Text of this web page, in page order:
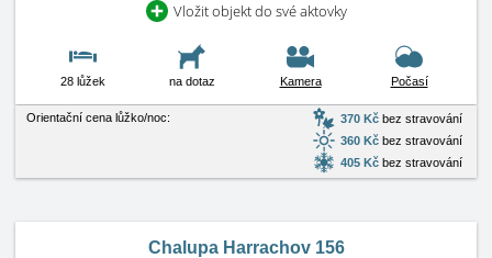
Vložit objekt do své aktovky
28 lůžek na dotaz Kamera Počasí
Orientační cena lůžko/noc: 370 Kč bez stravování
360 Kč bez stravování
405 Kč bez stravování
Chalupa Harrachov 156